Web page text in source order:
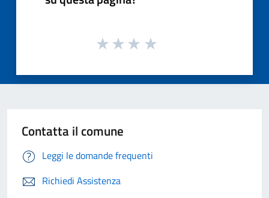
Contatta il comune
Leggi le domande frequenti
Richiedi Assistenza